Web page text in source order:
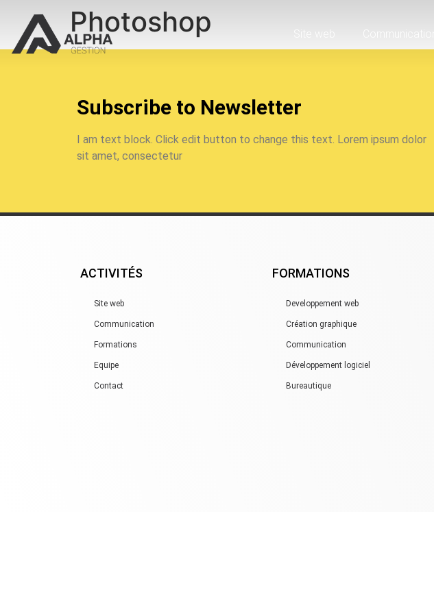
Site web Communication
Photoshop
Subscribe to Newsletter
I am text block. Click edit button to change this text. Lorem ipsum dolor
sit amet, consectetur
ACTIVITÉS
Site web
Communication
Formations
Equipe
Contact
FORMATIONS
Developpement web
Création graphique
Communication
Développement logiciel
Bureautique